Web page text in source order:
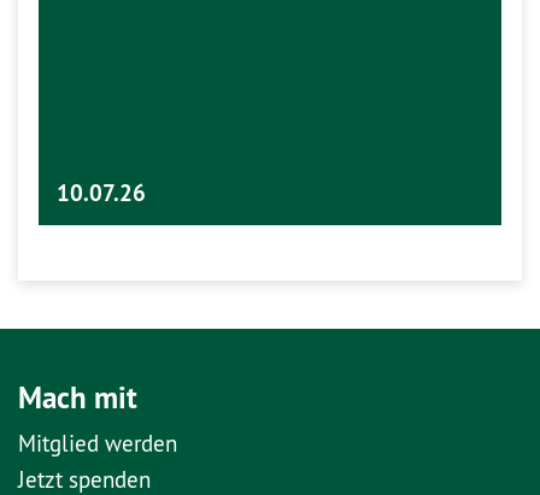
10.07.26
Mach mit
Mitglied werden
Jetzt spenden